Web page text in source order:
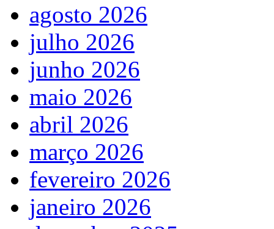
agosto 2026
julho 2026
junho 2026
maio 2026
abril 2026
março 2026
fevereiro 2026
janeiro 2026